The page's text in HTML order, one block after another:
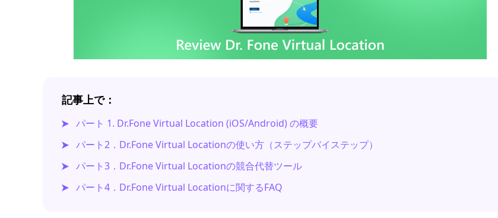
記事上で：
パート 1. Dr.Fone Virtual Location (iOS/Android) の概要
パート2．Dr.Fone Virtual Locationの使い方（ステップバイステップ）
パート3．Dr.Fone Virtual Locationの競合代替ツール
パート4．Dr.Fone Virtual Locationに関するFAQ